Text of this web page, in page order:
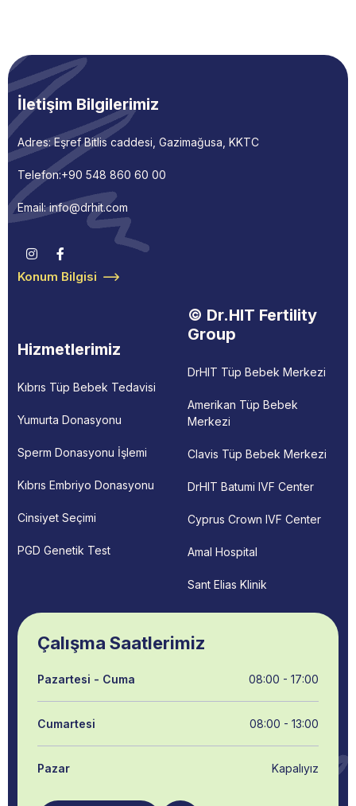
İletişim Bilgilerimiz
Adres: Eşref Bitlis caddesi, Gazimağusa, KKTC
Telefon:+90 548 860 60 00
Email: info@drhit.com
Konum Bilgisi
Hizmetlerimiz
Kıbrıs Tüp Bebek Tedavisi
Yumurta Donasyonu
Sperm Donasyonu İşlemi
Kıbrıs Embriyo Donasyonu
Cinsiyet Seçimi
PGD Genetik Test
© Dr.HIT Fertility
Group
DrHIT Tüp Bebek Merkezi
Amerikan Tüp Bebek
Merkezi
Clavis Tüp Bebek Merkezi
DrHIT Batumi IVF Center
Cyprus Crown IVF Center
Amal Hospital
Sant Elias Klinik
Çalışma Saatlerimiz
Pazartesi - Cuma 08:00 - 17:00
Cumartesi 08:00 - 13:00
Pazar Kapalıyız